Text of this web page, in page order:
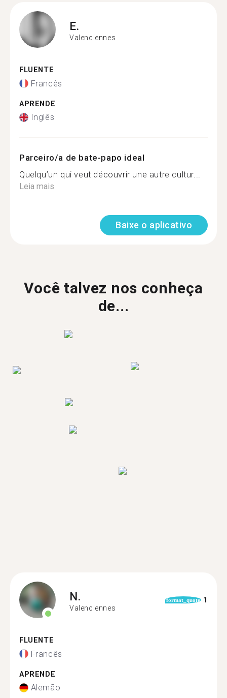
E.
Valenciennes
FLUENTE
Francês
APRENDE
Inglês
Parceiro/a de bate-papo ideal
Quelqu’un qui veut découvrir une autre cultur...
Leia mais
Baixe o aplicativo
Você talvez nos conheça
de...
N.
Valenciennes
format_quote 1
FLUENTE
Francês
APRENDE
Alemão